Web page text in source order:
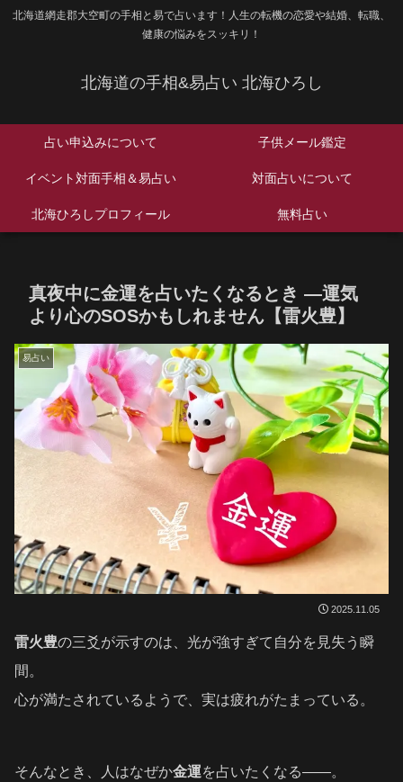
北海道網走郡大空町の手相と易で占います！人生の転機の恋愛や結婚、転職、
健康の悩みをスッキリ！
北海道の手相&易占い 北海ひろし
占い申込みについて 子供メール鑑定
イベント対面手相＆易占い 対面占いについて
北海ひろしプロフィール 無料占い
真夜中に金運を占いたくなるとき ―運気
より心のSOSかもしれません【雷火豊】
易占い
2025.11.05
雷火豊の三爻が示すのは、光が強すぎて自分を見失う瞬
間。
心が満たされているようで、実は疲れがたまっている。
そんなとき、人はなぜか金運を占いたくなる――。